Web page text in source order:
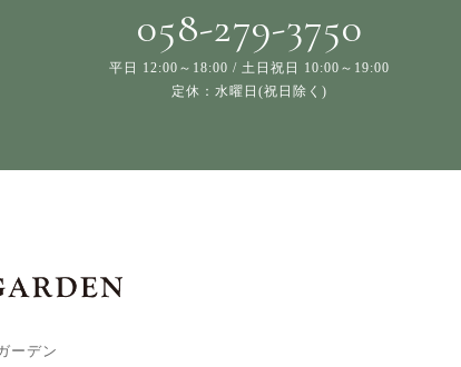
058-279-3750
平日 12:00～18:00 / 土日祝日 10:00～19:00
定休：水曜日(祝日除く)
ーデン